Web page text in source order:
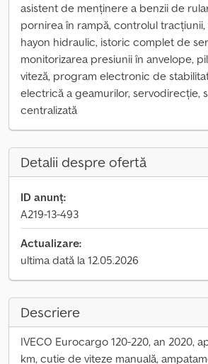
asistent de menținere a benzii de
pornirea în rampă, controlul
hayon hidraulic, istoric complet de
monitorizarea presiunii în anvelope,
viteză, program electronic de
electrică a geamurilor, servodirecție,
centralizată
Detalii despre ofertă
ID anunț:
A219-13-493
Actualizare:
ultima dată la 12.05.2026
Descriere
IVECO Eurocargo 120-220, an 2020,
km, cutie de viteze manuală,